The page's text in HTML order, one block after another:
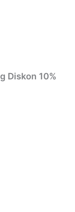
Diskon 10%